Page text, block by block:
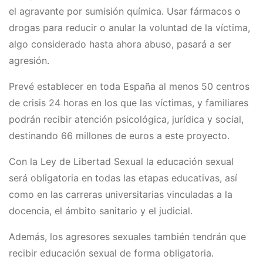
el agravante por sumisión química. Usar fármacos o
drogas para reducir o anular la voluntad de la víctima,
algo considerado hasta ahora abuso, pasará a ser
agresión.
Prevé establecer en toda España al menos 50 centros
de crisis 24 horas en los que las víctimas, y familiares
podrán recibir atención psicológica, jurídica y social,
destinando 66 millones de euros a este proyecto.
Con la Ley de Libertad Sexual la educación sexual
será obligatoria en todas las etapas educativas, así
como en las carreras universitarias vinculadas a la
docencia, el ámbito sanitario y el judicial.
Además, los agresores sexuales también tendrán que
recibir educación sexual de forma obligatoria.